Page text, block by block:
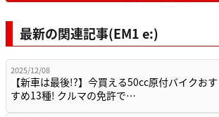
最新の関連記事(EM1 e:)
2025/12/08
【新車は最後!?】今買える50cc原付バイクおす
すめ13種! クルマの免許で…